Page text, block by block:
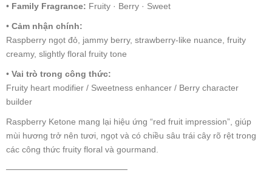
• Family Fragrance: Fruity · Berry · Sweet
• Cảm nhận chính:
Raspberry ngọt đỏ, jammy berry, strawberry-like nuance, fruity
creamy, slightly floral fruity tone
• Vai trò trong công thức:
Fruity heart modifier / Sweetness enhancer / Berry character
builder
Raspberry Ketone mang lại hiệu ứng “red fruit impression”, giúp
mùi hương trở nên tươi, ngọt và có chiều sâu trái cây rõ rệt trong
các công thức fruity floral và gourmand.
────────────────────